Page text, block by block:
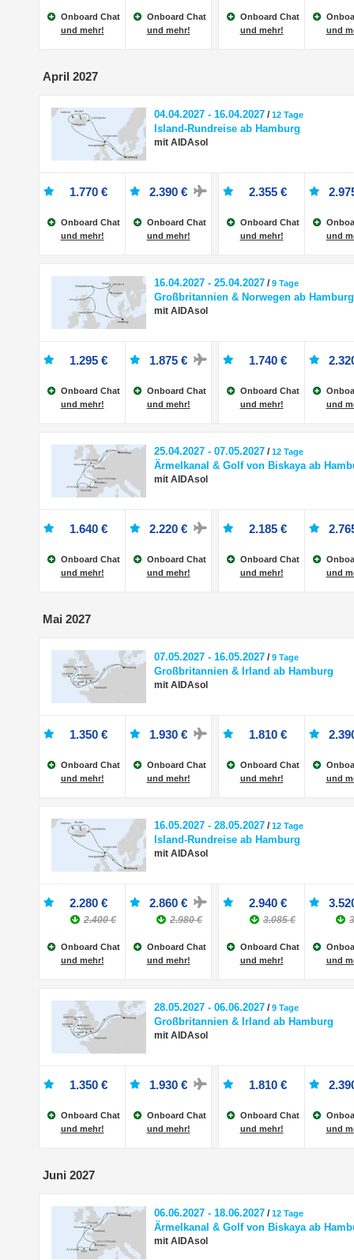
Onboard Chat
und mehr!
Onboard Chat
und mehr!
Onboard Chat
und mehr!
und
April 2027
04.04.2027 - 16.04.2027 /12 Tage
Island-Rundreise ab Hamburg
mit AIDAsol
1.770 €
Onboard Chat
und mehr!
2.390 €
Onboard Chat
und mehr!
2.355 €
Onboard Chat
und mehr!
und
16.04.2027 - 25.04.2027 /9 Tage
Großbritannien & Norwegen ab Hamburg
mit AIDAsol
1.295 €
Onboard Chat
und mehr!
1.875 €
Onboard Chat
und mehr!
1.740 €
Onboard Chat
und mehr!
und
25.04.2027 - 07.05.2027 /12 Tage
Ärmelkanal & Golf von Biskaya ab
mit AIDAsol
1.640 €
Onboard Chat
und mehr!
2.220 €
Onboard Chat
und mehr!
2.185 €
Onboard Chat
und mehr!
und
Mai 2027
07.05.2027 - 16.05.2027 /9 Tage
Großbritannien & Irland ab Hamburg
mit AIDAsol
1.350 €
Onboard Chat
und mehr!
1.930 €
Onboard Chat
und mehr!
1.810 €
Onboard Chat
und mehr!
und
16.05.2027 - 28.05.2027 /12 Tage
Island-Rundreise ab Hamburg
mit AIDAsol
2.280 €
2.400 €
Onboard Chat
und mehr!
2.860 €
2.980 €
Onboard Chat
und mehr!
2.940 €
3.085 €
Onboard Chat
und mehr!
und
28.05.2027 - 06.06.2027 /9 Tage
Großbritannien & Irland ab Hamburg
mit AIDAsol
1.350 €
Onboard Chat
und mehr!
1.930 €
Onboard Chat
und mehr!
1.810 €
Onboard Chat
und mehr!
und
Juni 2027
06.06.2027 - 18.06.2027 /12 Tage
Ärmelkanal & Golf von Biskaya ab
mit AIDAsol